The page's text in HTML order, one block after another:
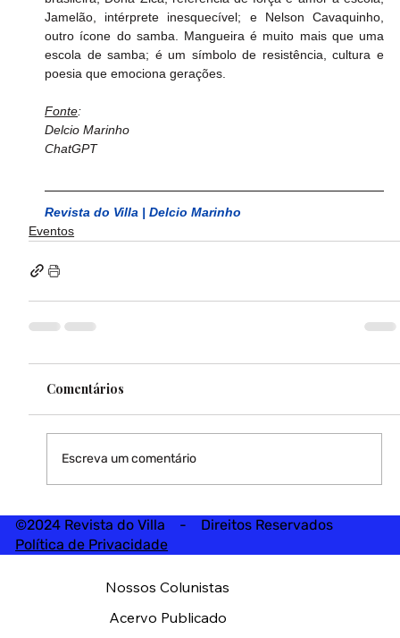
Jamelão, intérprete inesquecível; e Nelson Cavaquinho,
outro ícone do samba. Mangueira é muito mais que uma
escola de samba; é um símbolo de resistência, cultura e
poesia que emociona gerações.
Fonte:
Delcio Marinho
ChatGPT
Revista do Villa | Delcio Marinho
Eventos
Comentários
Escreva um comentário
©2024 Revista do Villa - Direitos Reservados
Política de Privacidade
Nossos Colunistas
Acervo Publicado